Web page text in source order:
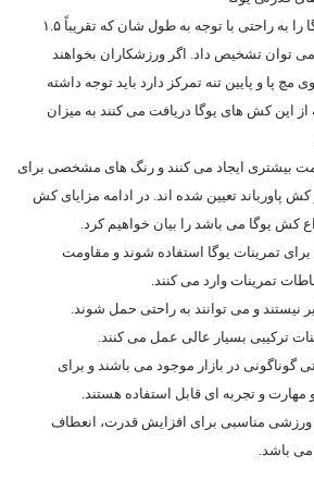
کش‌ های قدرتی پاورباند یوگا را به راحتی با توجه به طول شان که تقریباً ۱.۵
۳ متر است، می توان تشخیص داد. اگر ورزشکاران بخواهند
مچ پا و پایین‌ تنه تمرکز دارد باید توجه داشته
از این کش‌ های یوگا دریافت می‌ کنند به میزان
بیشتری ایجاد می‌ کنند و رنگ‌ های مشخصی برای
پاورباند تعیین شده‌ اند. در ادامه مزایای کش
کش یوگا می باشد را بیان خواهیم کرد.
تمرینات یوگا استفاده شوند و مقاومت
تمرینات وارد می کنند.
نیستند و می توانند به راحتی حمل شوند.
ترکیبی بسیار عالی عمل می کنند.
گوناگونی در بازار موجود می باشند و برای
و تجربه ای قابل استفاده هستند.
ورزشی مناسبی برای افزایش قدرت، انعطاف
می باشد.